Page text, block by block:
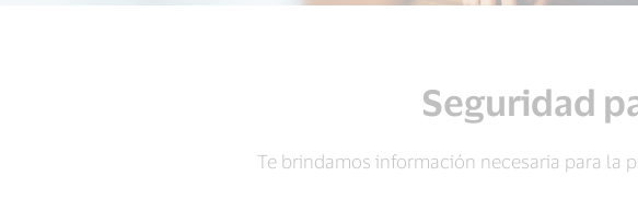
Seguridad
Te brindamos información necesaria para la